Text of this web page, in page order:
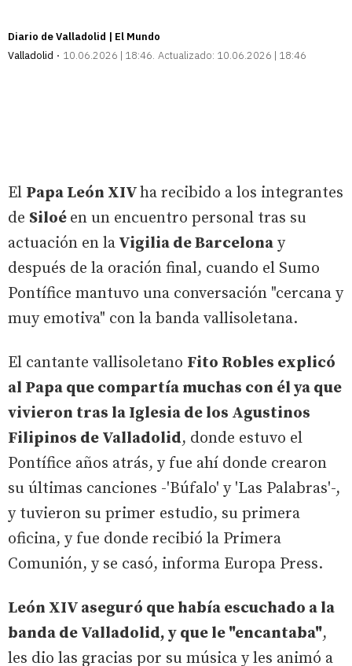
Diario de Valladolid | El Mundo
Valladolid
10.06.2026 | 18:46 Actualizado: 10.06.2026 | 18:46
El Papa León XIVha recibido a los integrantes
de Siloé en un encuentro personal tras su
actuación en la Vigilia de Barcelona y
después de la oración final, cuando el Sumo
Pontífice mantuvo una conversación "cercana y
muy emotiva" con la banda vallisoletana.
El cantante vallisoletano Fito Robles explicó
al Papa que compartía muchas con él ya que
vivieron tras la Iglesia de los Agustinos
Filipinos de Valladolid, donde estuvo el
Pontífice años atrás, y fue ahí donde crearon
su últimas canciones -'Búfalo' y 'Las Palabras'-,
y tuvieron su primer estudio, su primera
oficina, y fue donde recibió la Primera
Comunión, y se casó, informa Europa Press.
León XIV aseguró que había escuchado a la
banda de Valladolid, y que le "encantaba",
les dio las gracias por su música y les animó a